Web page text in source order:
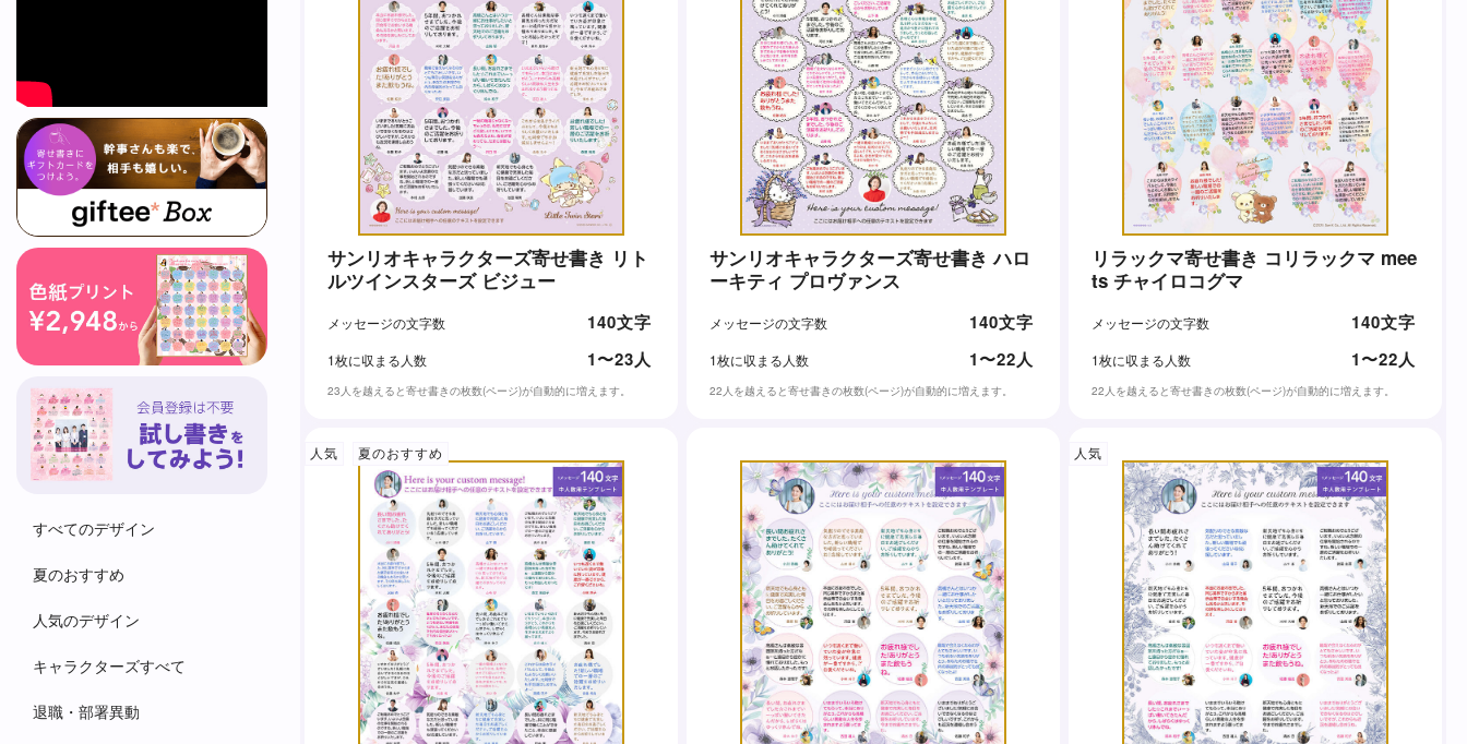
すべてのデザイン
夏のおすすめ
人気のデザイン
キャラクターズすべて
退職・部署異動
サンリオキャラクターズ寄せ書き リト
ルツインスターズ ビジュー
メッセージの文字数 140文字
1枚に収まる人数 1〜23人
23人を越えると寄せ書きの枚数(ページ)が自動的に増えます。
サンリオキャラクターズ寄せ書き ハロ
ーキティ プロヴァンス
メッセージの文字数 140文字
1枚に収まる人数 1〜22人
22人を越えると寄せ書きの枚数(ページ)が自動的に増えます。
リラックマ寄せ書き コリラックマ mee
ts チャイロコグマ
メッセージの文字数 140文字
1枚に収まる人数 1〜22人
22人を越えると寄せ書きの枚数(ページ)が自動的に増えます。
人気 夏のおすすめ 人気